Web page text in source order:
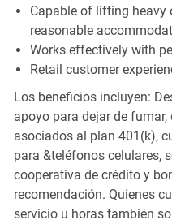
Capable of lifting
reasonable
Works effectively with
Retail customer
Los beneficios incluyen:
apoyo para dejar de
asociados al plan 401(k),
para &teléfonos celulares,
cooperativa de crédito y
recomendación. Quienes
servicio u horas también